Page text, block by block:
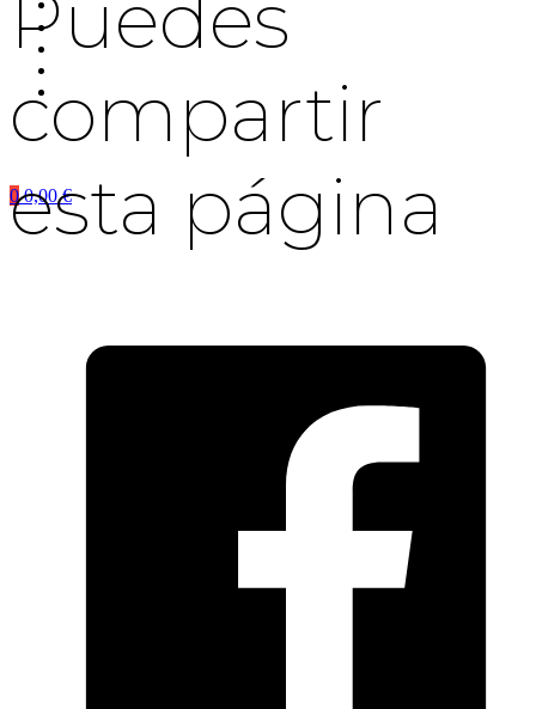
0 0,00€
Puedes
compartir
esta página